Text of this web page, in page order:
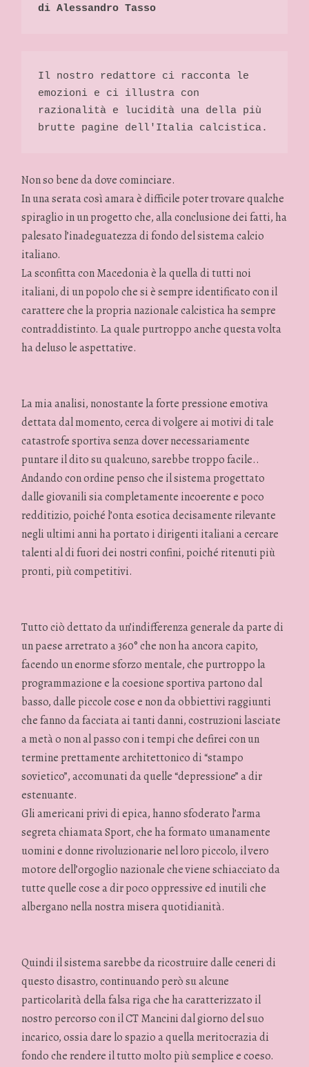
di Alessandro Tasso
Il nostro redattore ci racconta le
emozioni e ci illustra con
razionalità e lucidità una della più
Non so bene da dove cominciare.
In una serata così amara è difficile poter trovare qualche
spiraglio in un progetto che, alla conclusione dei fatti, ha
palesato l’inadeguatezza di fondo del sistema calcio
italiano.
La sconfitta con Macedonia è la quella di tutti noi
italiani, di un popolo che si è sempre identificato con il
carattere che la propria nazionale calcistica ha sempre
contraddistinto. La quale purtroppo anche questa volta
ha deluso le aspettative.
La mia analisi, nonostante la forte pressione emotiva
dettata dal momento, cerca di volgere ai motivi di tale
catastrofe sportiva senza dover necessariamente
puntare il dito su qualcuno, sarebbe troppo facile..
Andando con ordine penso che il sistema progettato
dalle giovanili sia completamente incoerente e poco
redditizio, poiché l’onta esotica decisamente rilevante
negli ultimi anni ha portato i dirigenti italiani a cercare
talenti al di fuori dei nostri confini, poiché ritenuti più
pronti, più competitivi.
Tutto ciò dettato da un’indifferenza generale da parte di
un paese arretrato a 360° che non ha ancora capito,
facendo un enorme sforzo mentale, che purtroppo la
programmazione e la coesione sportiva partono dal
basso, dalle piccole cose e non da obbiettivi raggiunti
che fanno da facciata ai tanti danni, costruzioni lasciate
a metà o non al passo con i tempi che defirei con un
termine prettamente architettonico di “stampo
sovietico”, accomunati da quelle “depressione” a dir
estenuante.
Gli americani privi di epica, hanno sfoderato l’arma
segreta chiamata Sport, che ha formato umanamente
uomini e donne rivoluzionarie nel loro piccolo, il vero
motore dell’orgoglio nazionale che viene schiacciato da
tutte quelle cose a dir poco oppressive ed inutili che
albergano nella nostra misera quotidianità.
Quindi il sistema sarebbe da ricostruire dalle ceneri di
questo disastro, continuando però su alcune
particolarità della falsa riga che ha caratterizzato il
nostro percorso con il CT Mancini dal giorno del suo
incarico, ossia dare lo spazio a quella meritocrazia di
fondo che rendere il tutto molto più semplice e coeso.